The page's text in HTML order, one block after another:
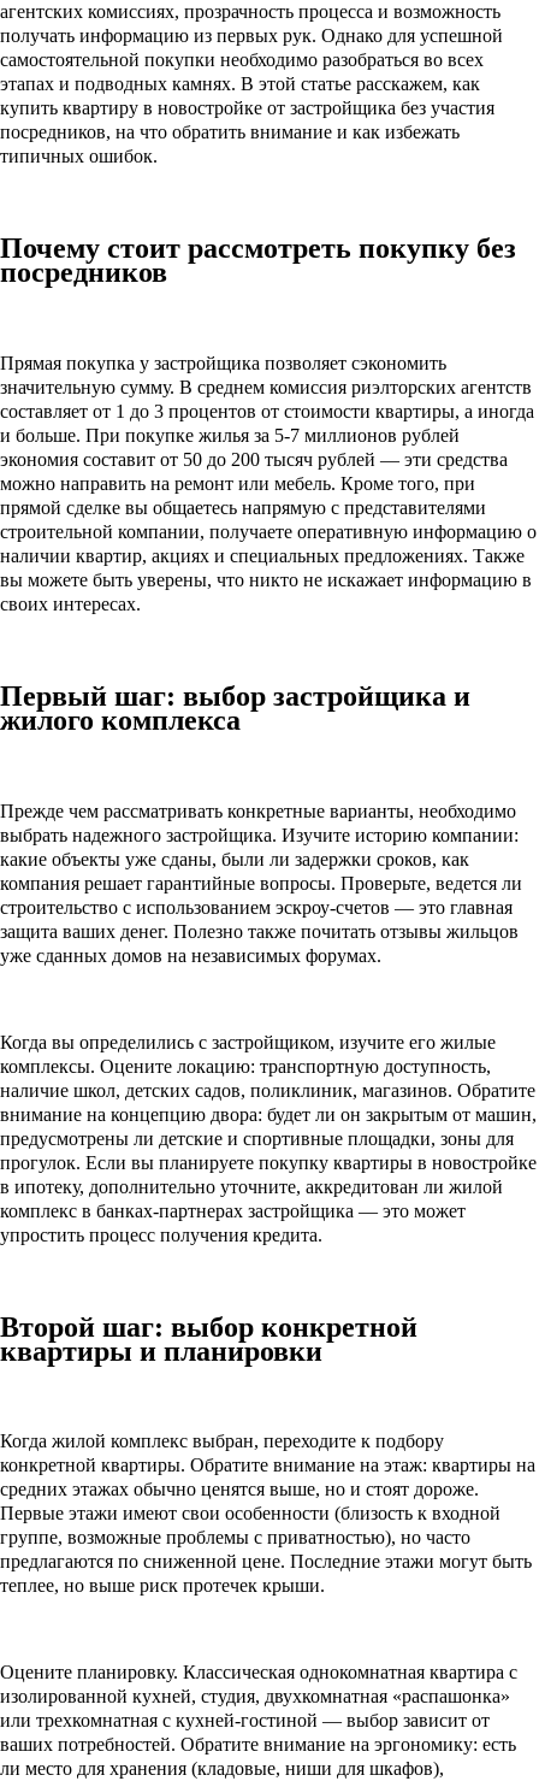
агентских комиссиях, прозрачность процесса и возможность
получать информацию из первых рук. Однако для успешной
самостоятельной покупки необходимо разобраться во всех
этапах и подводных камнях. В этой статье расскажем, как
купить квартиру в новостройке от застройщика без участия
посредников, на что обратить внимание и как избежать
типичных ошибок.
Почему стоит рассмотреть покупку без
посредников
Прямая покупка у застройщика позволяет сэкономить
значительную сумму. В среднем комиссия риэлторских агентств
составляет от 1 до 3 процентов от стоимости квартиры, а иногда
и больше. При покупке жилья за 5-7 миллионов рублей
экономия составит от 50 до 200 тысяч рублей — эти средства
можно направить на ремонт или мебель. Кроме того, при
прямой сделке вы общаетесь напрямую с представителями
строительной компании, получаете оперативную информацию о
наличии квартир, акциях и специальных предложениях. Также
вы можете быть уверены, что никто не искажает информацию в
своих интересах.
Первый шаг: выбор застройщика и
жилого комплекса
Прежде чем рассматривать конкретные варианты, необходимо
выбрать надежного застройщика. Изучите историю компании:
какие объекты уже сданы, были ли задержки сроков, как
компания решает гарантийные вопросы. Проверьте, ведется ли
строительство с использованием эскроу-счетов — это главная
защита ваших денег. Полезно также почитать отзывы жильцов
уже сданных домов на независимых форумах.
Когда вы определились с застройщиком, изучите его жилые
комплексы. Оцените локацию: транспортную доступность,
наличие школ, детских садов, поликлиник, магазинов. Обратите
внимание на концепцию двора: будет ли он закрытым от машин,
предусмотрены ли детские и спортивные площадки, зоны для
прогулок. Если вы планируете покупку квартиры в новостройке
в ипотеку, дополнительно уточните, аккредитован ли жилой
комплекс в банках-партнерах застройщика — это может
упростить процесс получения кредита.
Второй шаг: выбор конкретной
квартиры и планировки
Когда жилой комплекс выбран, переходите к подбору
конкретной квартиры. Обратите внимание на этаж: квартиры на
средних этажах обычно ценятся выше, но и стоят дороже.
Первые этажи имеют свои особенности (близость к входной
группе, возможные проблемы с приватностью), но часто
предлагаются по сниженной цене. Последние этажи могут быть
теплее, но выше риск протечек крыши.
Оцените планировку. Классическая однокомнатная квартира с
изолированной кухней, студия, двухкомнатная «распашонка»
или трехкомнатная с кухней-гостиной — выбор зависит от
ваших потребностей. Обратите внимание на эргономику: есть
ли место для хранения (кладовые, ниши для шкафов),